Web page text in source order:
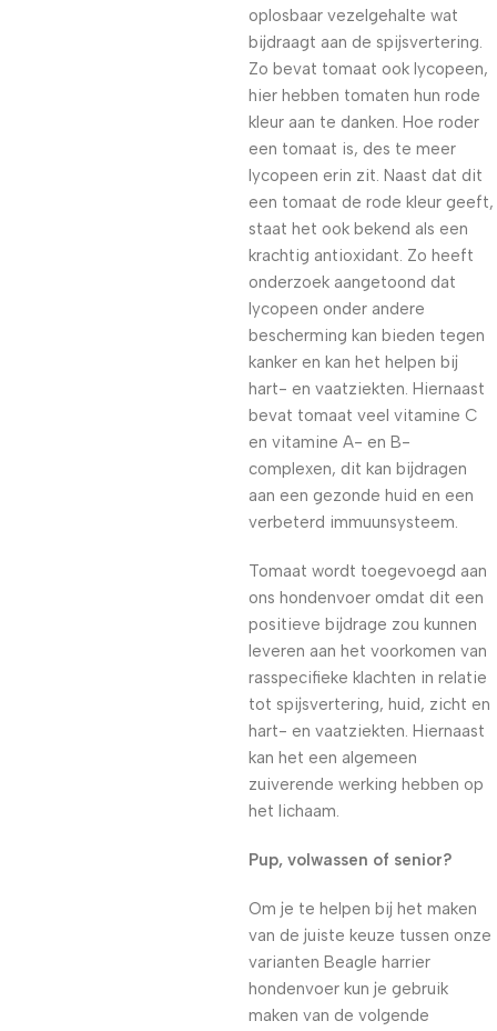
oplosbaar vezelgehalte wat
bijdraagt aan de spijsvertering.
Zo bevat tomaat ook lycopeen,
hier hebben tomaten hun rode
kleur aan te danken. Hoe roder
een tomaat is, des te meer
lycopeen erin zit. Naast dat dit
een tomaat de rode kleur geeft,
staat het ook bekend als een
krachtig antioxidant. Zo heeft
onderzoek aangetoond dat
lycopeen onder andere
bescherming kan bieden tegen
kanker en kan het helpen bij
hart- en vaatziekten. Hiernaast
bevat tomaat veel vitamine C
en vitamine A- en B-
complexen, dit kan bijdragen
aan een gezonde huid en een
verbeterd immuunsysteem.
Tomaat wordt toegevoegd aan
ons hondenvoer omdat dit een
positieve bijdrage zou kunnen
leveren aan het voorkomen van
rasspecifieke klachten in relatie
tot spijsvertering, huid, zicht en
hart- en vaatziekten. Hiernaast
kan het een algemeen
zuiverende werking hebben op
het lichaam.
Pup, volwassen of senior?
Om je te helpen bij het maken
van de juiste keuze tussen onze
varianten Beagle harrier
hondenvoer kun je gebruik
maken van de volgende